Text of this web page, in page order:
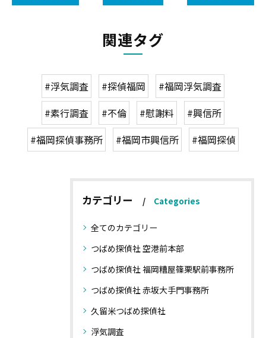
関連タグ
#浮気調査 #探偵福岡
#福岡浮気調査
#素行調査
#不倫 #慰謝料
#興信所
#福岡探偵事務所
#福岡市興信所 #福岡探偵
カテゴリー Categories
全てのカテゴリー
つばめ探偵社 空港前本部
つばめ探偵社 福岡糟屋篠栗駅前事務所
つばめ探偵社 赤坂大手門事務所
久留米つばめ探偵社
浮気調査